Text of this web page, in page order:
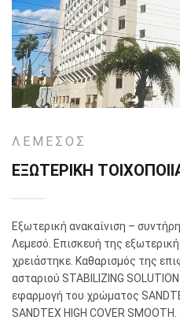
ΛΕΜΕΣΟΣ
ΕΞΩΤΕΡΙΚΗ
Εξωτερική ανακαίνιση –
Λεμεσό. Επισκευή της
χρειάστηκε. Καθαρισμός της
ασταριού STABILIZING
εφαρμογή του χρώματος
SANDTEX HIGH COVER SMOOTH.